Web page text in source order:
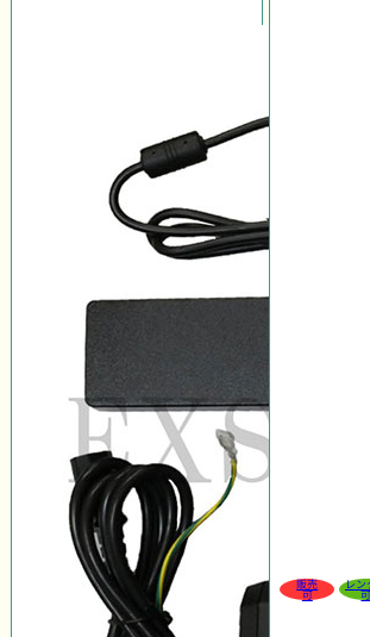
販売
可
レン